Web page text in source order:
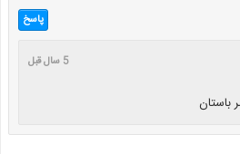
پاسخ
5 سال قبل
باستان